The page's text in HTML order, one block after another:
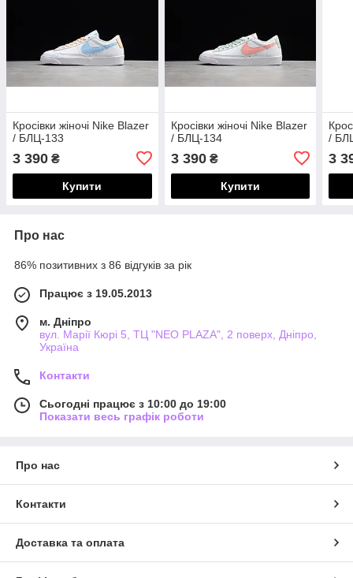
Кросівки жіночі Nike Blazer
/ БЛЦ-133
3 390 ₴
Купити
Кросівки жіночі Nike Blazer
/ БЛЦ-134
3 390₴
Купити
/
3
Про нас
86% позитивних з 86 відгуків за рік
Працює з 19.05.2013
м. Дніпро
вул. Марії Кюрі 5, ТЦ "NEO PLAZA", 2 поверх, Дніпро,
Україна
Контакти
Сьогодні працює з 10:00 до 19:00
Показати весь графік роботи
Про нас
Контакти
Доставка та оплата